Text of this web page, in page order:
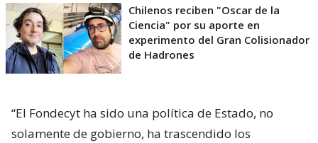
Chilenos reciben "Oscar de la
Ciencia" por su aporte en
experimento del Gran Colisionador
de Hadrones
“El Fondecyt ha sido una política de Estado, no
solamente de gobierno, ha trascendido los